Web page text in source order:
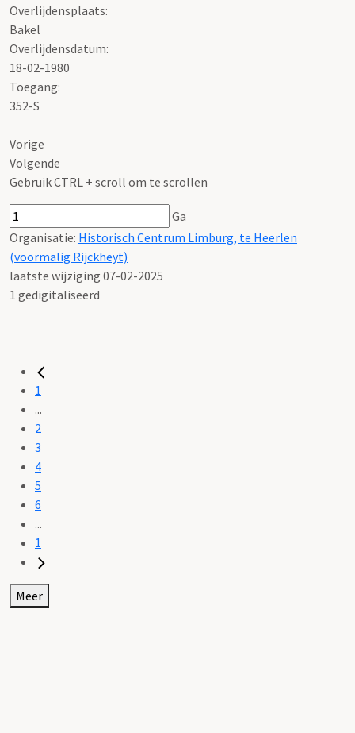
Overlijdensplaats:
Bakel
Overlijdensdatum:
18-02-1980
Toegang:
352-S
Vorige
Volgende
Gebruik CTRL + scroll om te scrollen
Ga
Organisatie: Historisch Centrum Limburg, te Heerlen
(voormalig Rijckheyt)
laatste wijziging 07-02-2025
1 gedigitaliseerd
1
...
2
3
4
5
6
...
1
Meer